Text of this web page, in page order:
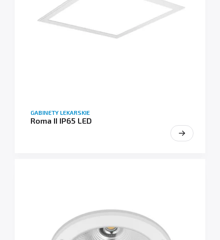
GABINETY LEKARSKIE
Roma II IP65 LED